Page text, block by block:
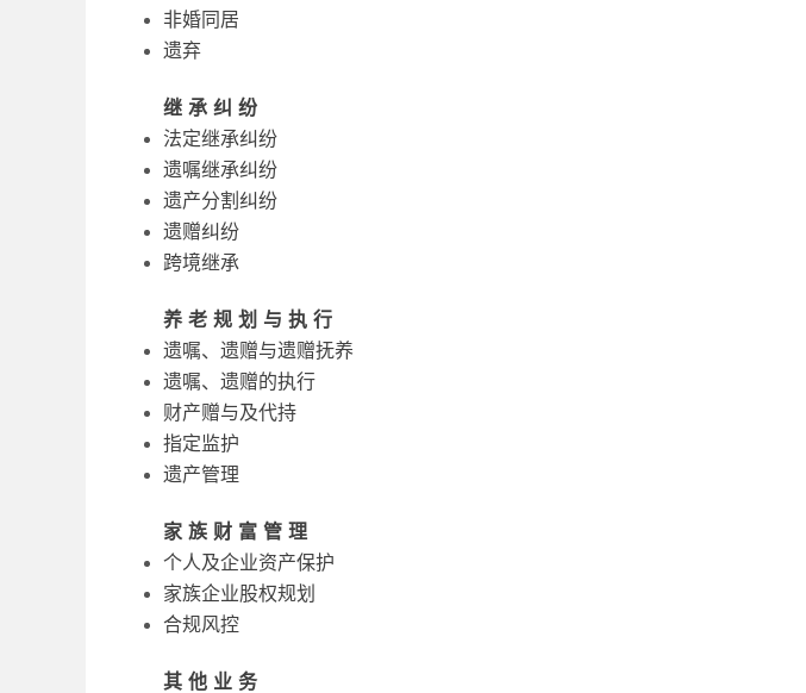
非婚同居
遗弃
继承纠纷
法定继承纠纷
遗嘱继承纠纷
遗产分割纠纷
遗赠纠纷
跨境继承
养老规划与执行
遗嘱、遗赠与遗赠抚养
遗嘱、遗赠的执行
财产赠与及代持
指定监护
遗产管理
家族财富管理
个人及企业资产保护
家族企业股权规划
合规风控
其他业务